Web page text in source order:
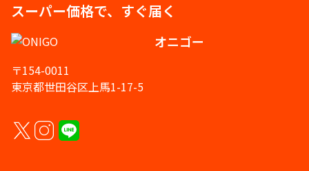
スーパー価格で、すぐ届く
オニゴー
〒154-0011
東京都世田谷区上馬1-17-5